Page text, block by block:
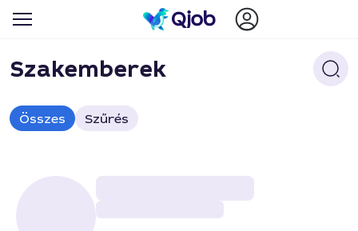
Szakemberek
Összes Szűrés